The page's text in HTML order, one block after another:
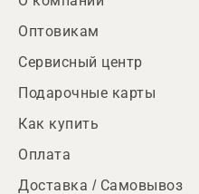
Оптовикам
Сервисный центр
Подарочные карты
Как купить
Оплата
Доставка / Самовывоз